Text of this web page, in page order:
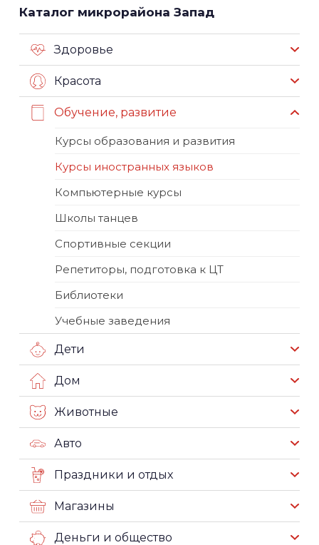
Каталог микрорайона Запад
Здоровье
Красота
Обучение, развитие
Курсы образования и развития
Курсы иностранных языков
Компьютерные курсы
Школы танцев
Спортивные секции
Репетиторы, подготовка к ЦТ
Библиотеки
Учебные заведения
Дети
Дом
Животные
Авто
Праздники и отдых
Магазины
Деньги и общество